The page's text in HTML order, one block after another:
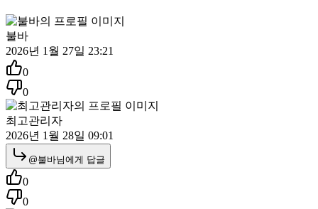
불바
2026년 1월 27일 23:21
0
0
최고관리자
2026년 1월 28일 09:01
@불바님에게 답글
0
0